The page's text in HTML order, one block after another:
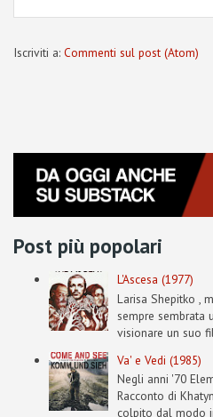
Iscriviti a: Commenti sul post (Atom)
Post più popolari
L'Ascesa (1977)
Larisa Shepitko ,
sempre sembrata
visionare un suo
Va' e Vedi (1985)
Negli anni '70
Racconto di
colpito dal modo